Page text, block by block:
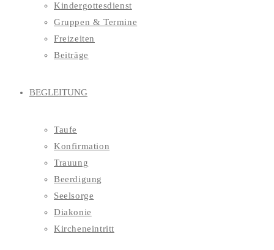
Kindergottesdienst
Gruppen & Termine
Freizeiten
Beiträge
BEGLEITUNG
Taufe
Konfirmation
Trauung
Beerdigung
Seelsorge
Diakonie
Kircheneintritt